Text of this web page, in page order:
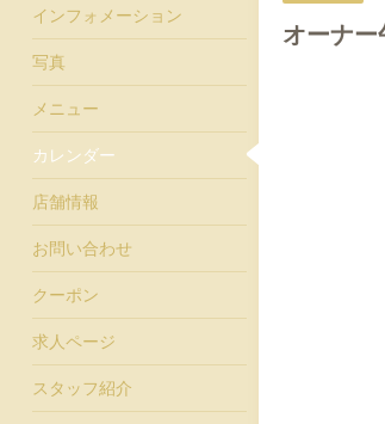
オーナー
インフォメーション
写真
メニュー
カレンダー
店舗情報
お問い合わせ
クーポン
求人ページ
スタッフ紹介